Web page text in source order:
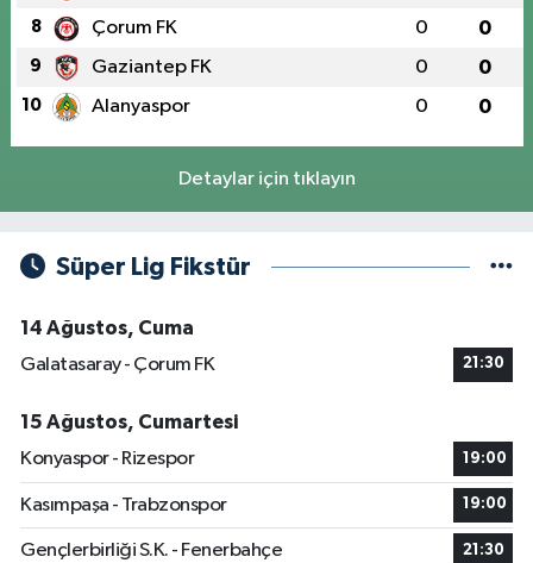
8 Çorum FK 0 0
9 Gaziantep FK 0 0
10 Alanyaspor 0 0
Detaylar için tıklayın
Süper Lig Fikstür
14 Ağustos, Cuma
Galatasaray - Çorum FK
21:30
15 Ağustos, Cumartesi
Konyaspor - Rizespor
19:00
Kasımpaşa - Trabzonspor 19:00
Gençlerbirliği S.K. - Fenerbahçe 21:30